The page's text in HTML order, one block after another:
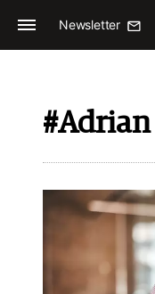
Newsletter
#Adrian